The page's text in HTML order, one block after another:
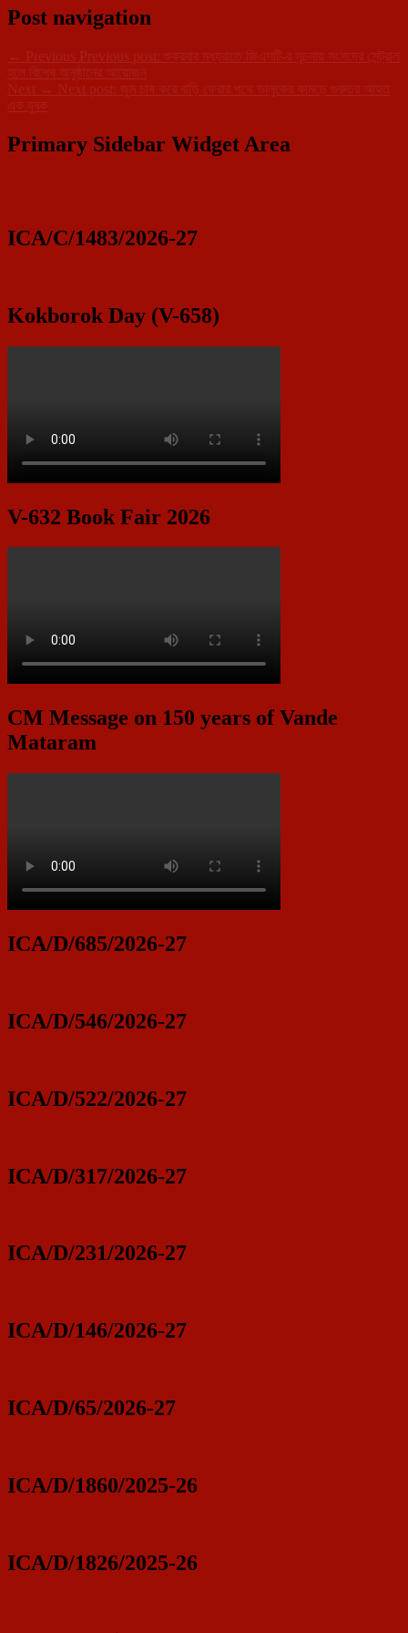
Post navigation
← Previous Previous post:
শুক্রবার মধ্যরাতে জিএসটি-র সূচনায় সংসদের সেন্ট্রাল
হলে বিশেষ অনুষ্ঠানের আয়োজন
Next → Next post:
জুম চাষ করে বাড়ি ফেরার পথে ভালুকের কামড়ে গুরুতর আহত
এক যুবক
Primary Sidebar Widget Area
ICA/C/1483/2026-27
Kokborok Day (V-658)
V-632 Book Fair 2026
CM Message on 150 years of Vande
Mataram
ICA/D/685/2026-27
ICA/D/546/2026-27
ICA/D/522/2026-27
ICA/D/317/2026-27
ICA/D/231/2026-27
ICA/D/146/2026-27
ICA/D/65/2026-27
ICA/D/1860/2025-26
ICA/D/1826/2025-26